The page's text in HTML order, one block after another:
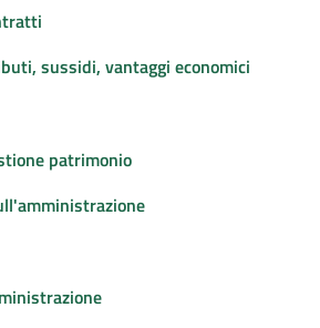
sussidi, vantaggi economici
patrimonio